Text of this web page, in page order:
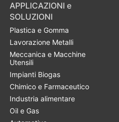
APPLICAZIONI e
SOLUZIONI
Plastica e Gomma
Lavorazione Metalli
Meccanica e Macchine
Utensili
Impianti Biogas
Chimico e Farmaceutico
Industria alimentare
Oil e Gas